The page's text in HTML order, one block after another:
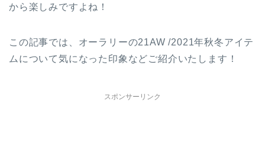
から楽しみですよね！
この記事では、オーラリーの21AW /2021年秋冬アイテ
ムについて気になった印象などご紹介いたします！
スポンサーリンク